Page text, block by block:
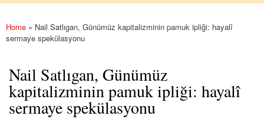
You are here
Home » Nail Satlıgan, Günümüz kapitalizminin pamuk ipliği: hayalî
sermaye spekülasyonu
Nail Satlıgan, Günümüz
kapitalizminin pamuk ipliği: hayalî
sermaye spekülasyonu